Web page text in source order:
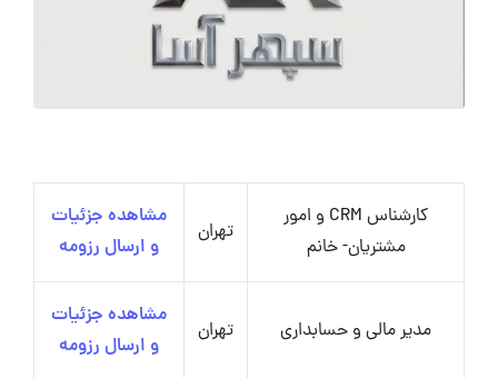
کارشناس CRM و امور
مشتریان- خانم
تهران
مشاهده جزئیات
و ارسال رزومه
مدیر مالی و حسابداری تهران
مشاهده جزئیات
و ارسال رزومه